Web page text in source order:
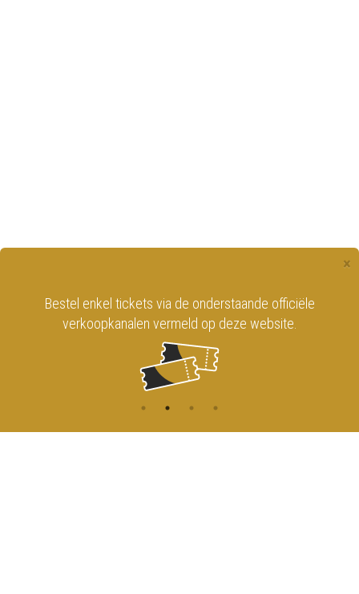
×
Bestel enkel tickets via de onderstaande officiële
verkoopkanalen vermeld op deze website.